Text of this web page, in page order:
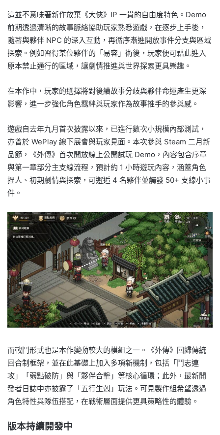
這並不意味著新作放棄《大俠》IP 一貫的自由度特色。Demo
前期透過清晰的故事脈絡協助玩家熟悉遊戲，在逐步上手後，
隨著與夥伴 NPC 的深入互動，再循序漸進開放事件分支與區域
探索。例如習得某位夥伴的「易容」術後，玩家便可藉此進入
原本禁止通行的區域，讓劇情推進與世界探索更具樂趣。
在本作中，玩家的選擇將對後續故事分歧與夥伴命運產生更深
影響，進一步強化角色羈絆與玩家作為故事推手的參與感。
遊戲自去年九月首次披露以來，已進行數次小規模內部測試，
亦曾於 WePlay 線下展會與玩家見面。本次參與 Steam 二月新
品節，《外傳》首次開放線上公開試玩 Demo，內容包含序章
與第一章部分主支線流程，預計約 1 小時遊玩內容，涵蓋角色
捏人、初期劇情與探索，可邂逅 4 名夥伴並觸發 50+ 支線小事
件。
而戰鬥形式也是本作變動較大的模組之一。《外傳》回歸傳統
回合制框架，並在此基礎上加入多項新機制，包括「鬥志連
攻」「弱點破防」與「夥伴合擊」等核心循環；此外，最新開
發者日誌中亦披露了「五行生剋」玩法。可見製作組希望透過
角色特性與隊伍搭配，在戰術層面提供更具策略性的體驗。
版本持續開發中